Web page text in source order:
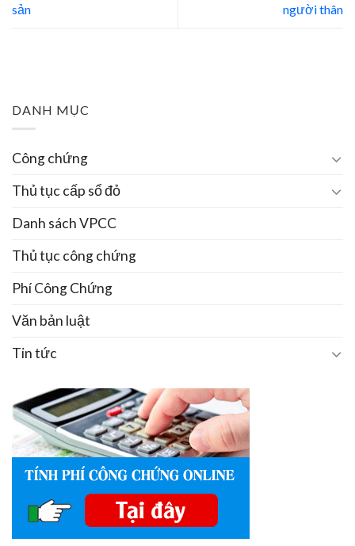
sản
người thân
DANH MỤC
Công chứng
Thủ tục cấp sổ đỏ
Danh sách VPCC
Thủ tục công chứng
Phí Công Chứng
Văn bản luật
Tin tức